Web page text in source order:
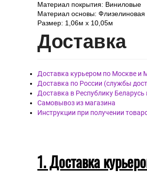
Материал покрытия: Виниловые
Материал основы: Флизелиновая
Размер: 1,06м х 10,05м
Доставка
Доставка курьером по Москве и
Доставка по России (службы
Доставка в Республику Беларусь
Самовывоз из магазина
Инструкции при получении
1. Доставка